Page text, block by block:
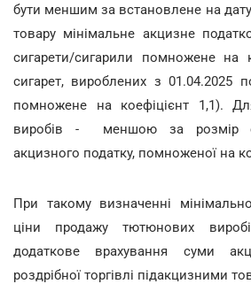
бути меншим за встановлене на
товару мінімальне акцизне
сигарети/сигарили помножене на
сигарет, вироблених з 01.04.2025
помножене на коефіцієнт 1,1).
виробів - меншою за розмір
акцизного податку, помноженої на
При такому визначенні
ціни продажу тютюнових
додаткове врахування суми
роздрібної торгівлі підакцизними